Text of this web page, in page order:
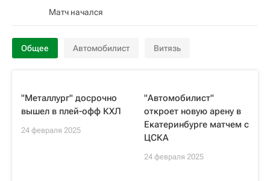
Матч начался
Общее Автомобилист Витязь
"Металлург" досрочно
вышел в плей-офф КХЛ
24 февраля 2025
"Автомобилист"
откроет новую арену в
Екатеринбурге матчем с
ЦСКА
24 февраля 2025